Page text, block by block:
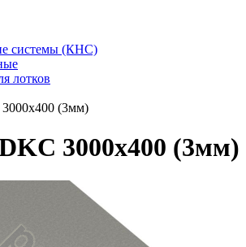
системы (КНС)
лотков
(3мм)
3000х400 (3мм)